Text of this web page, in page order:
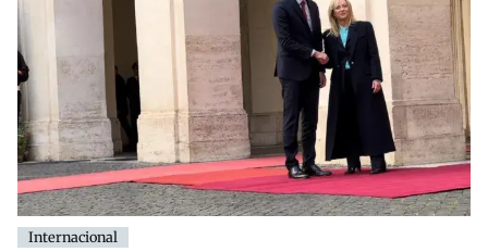
Internacional